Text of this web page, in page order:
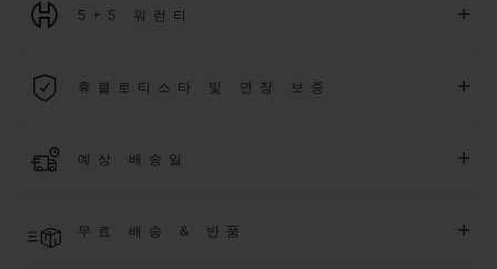
5+5 워런티 +
용됩니다.휴블로티스타 및 연장 보증 +
에 대해5 년 추가 워런티 혜택
또한 다양
더 알아보기
예상 배송일 +
다. *재고 상황에 따라 달라질 수 있습니다*.
무료 배송 & 반품 +